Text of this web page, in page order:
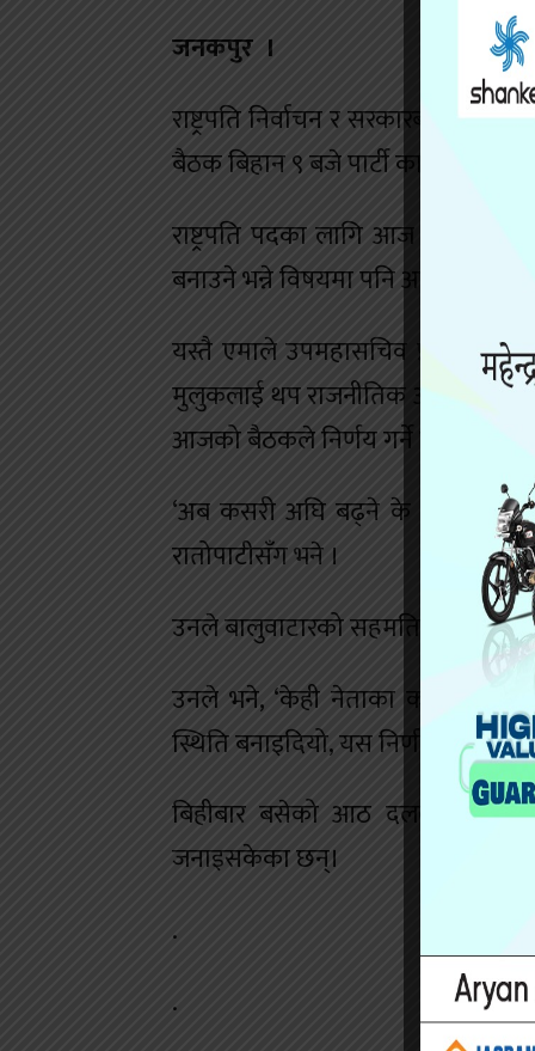
जनकपुर ।
राष्ट्रपति निर्वाचन र सरकारबाट
बैठक बिहान ९ बजे पार्टी कार्यालय
राष्ट्रपति पदका लागि आज
बनाउने भन्ने विषयमा पनि आजको
यस्तै एमाले उपमहासचिव प्रदीप
मुलुकलाई थप राजनीतिक
आजको बैठकले निर्णय गर्ने बताए ।
‘अब कसरी अघि बढ्ने के गर्ने ?
रातोपाटीसँग भने ।
उनले बालुवाटारको सहमतिले मुलुकलाई
उनले भने, ‘केही नेताका कारण
स्थिति बनाइदियो, यस निर्णयका
बिहीबार बसेको आठ दलको बैठकले
जनाइसकेका छन्।
.
.